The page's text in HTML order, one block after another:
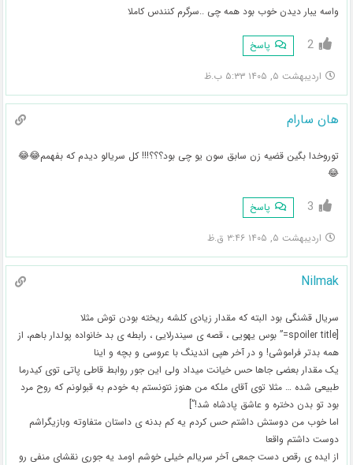
واسه یبار دیدن خوب بود همه چی ..‌سرگرم کنندس کاملا
2 پاسخ
اردیبهشت ۵, ۱۴۰۵ ۵:۳۳ ب.ظ
هان سارام
توروخدا بگین قضیه زن سابق سون یو چی بود؟؟؟!!! کل سریالو دیدم که بفهمم😂😂
😂
3 پاسخ
اردیبهشت ۵, ۱۴۰۵ ۳:۴۶ ق.ظ
Nilmak
سریال قشنگی بود البته که مقدار زیادی کلشه ریخته بودن توش مثلا
[spoiler title=” بوس یهویی ، قصه ی سیندرلایی ، رابطه ی بد خانواده پولدار باهم، از
همه بدتر فراموشی! و در آخر هپی اندینگ با عروسی و بچه و اینا
یک مقدار بعضی جاها حس خیانت میداد ولی این جور روابط قاطی پاتی توی کیدرما
طبیعی شده … مثلا توی آقای ملکه من هنوز نتونستم به خودم به قبولونم که روح مرد
بود تو بدن دختره و عاشق پادشاه شد!”]
اما خوب من دوستش داشتم حس کردم یه کم بدنه ی داستان متفاوته وبازیگراشم
دوست داشتم واقعا
از ایده ی رقص دست جمعی آخر سریالم خیلی خوشم اومد یه جوری نقشای منفی رو